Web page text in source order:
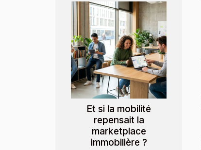
Et si la mobilité
repensait la
marketplace
immobilière ?